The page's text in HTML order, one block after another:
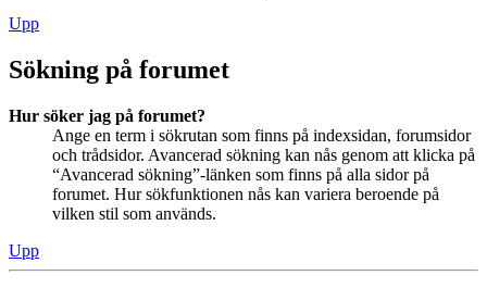
Upp
Sökning på forumet
Hur söker jag på forumet?
Ange en term i sökrutan som finns på indexsidan, forumsidor
och trådsidor. Avancerad sökning kan nås genom att klicka på
“Avancerad sökning”-länken som finns på alla sidor på
forumet. Hur sökfunktionen nås kan variera beroende på
vilken stil som används.
Upp